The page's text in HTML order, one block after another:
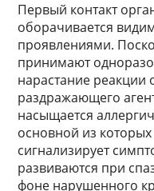
Первый контакт
оборачивается
проявлениями.
принимают
нарастание реакции
раздражающего
насыщается
основной из
сигнализирует
развиваются при
фоне нарушенного